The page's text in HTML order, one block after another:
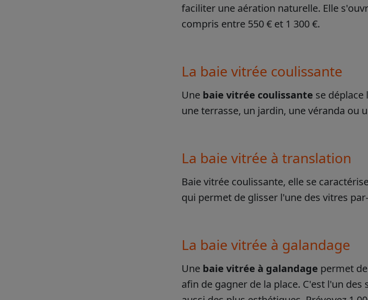
faciliter une aération naturelle. Elle
compris entre 550 € et 1 300 €.
La baie vitrée coulissante
Une baie vitrée coulissante se
une terrasse, un jardin, une véranda ou
La baie vitrée à translation
Baie vitrée coulissante, elle se
qui permet de glisser l'une des vitres
La baie vitrée à galandage
Une baie vitrée à galandage permet
afin de gagner de la place. C'est l'un